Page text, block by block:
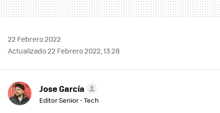
22 Febrero 2022
Actualizado 22 Febrero 2022, 13:28
Jose García
Editor Senior - Tech